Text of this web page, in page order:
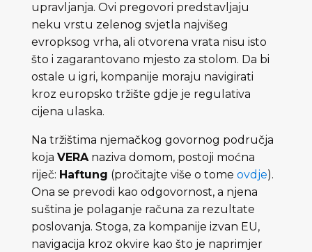
upravljanja. Ovi pregovori predstavljaju
neku vrstu zelenog svjetla najvišeg
evropksog vrha, ali otvorena vrata nisu isto
što i zagarantovano mjesto za stolom. Da bi
ostale u igri, kompanije moraju navigirati
kroz europsko tržište gdje je regulativa
cijena ulaska.
Na tržištima njemačkog govornog područja
kojaVERAnaziva domom, postoji moćna
riječ: Haftung (pročitajte više o tomeovdje).
Ona se prevodi kao odgovornost, a njena
suština je polaganje računa za rezultate
poslovanja. Stoga, za kompanije izvan EU,
navigacija kroz okvire kao što je naprimjer